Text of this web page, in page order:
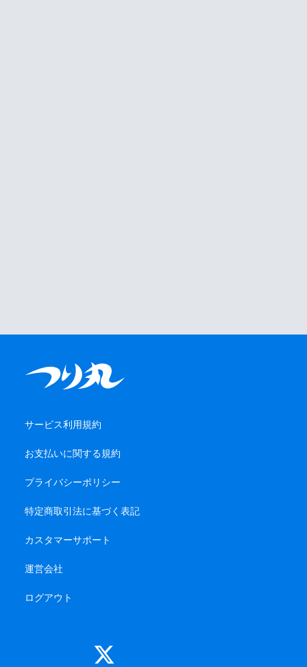
サービス利用規約
お支払いに関する規約
プライバシーポリシー
特定商取引法に基づく表記
カスタマーサポート
運営会社
ログアウト